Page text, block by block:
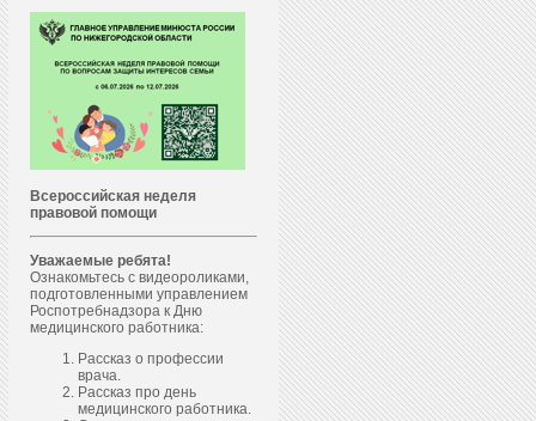
Всероссийская неделя
правовой помощи
Уважаемые ребята!
Ознакомьтесь с видеороликами,
подготовленными управлением
Роспотребнадзора к Дню
медицинского работника:
Рассказ о профессии
врача.
Рассказ про день
медицинского работника.